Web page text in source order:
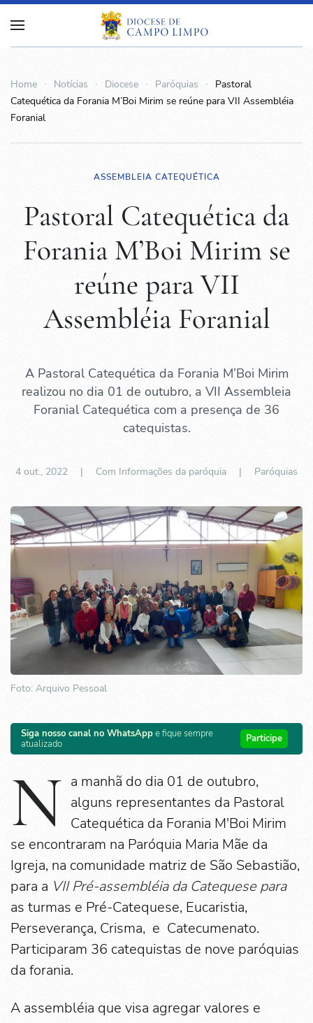
Home Notícias Diocese Paróquias
Pastoral
Catequética da Forania M’Boi Mirim se reúne para VII Assembléia
Foranial
ASSEMBLEIA CATEQUÉTICA
Pastoral Catequética da
Forania M’Boi Mirim se
reúne para VII
Assembléia Foranial
A Pastoral Catequética da Forania M’Boi Mirim
realizou no dia 01 de outubro, a VII Assembleia
Foranial Catequética com a presença de 36
catequistas.
4 out., 2022 | Com Informações da paróquia | Paróquias
Foto: Arquivo Pessoal
Siga nosso canal no WhatsAppe fique sempre
atualizado
Participe
N a manhã do dia 01 de outubro,
alguns representantes da Pastoral
Catequética da Forania M'Boi Mirim
se encontraram na Paróquia Maria Mãe da
Igreja, na comunidade matriz de São Sebastião,
para a VII Pré-assembléia da Catequese para
as turmas e Pré-Catequese, Eucaristia,
Perseverança, Crisma, e Catecumenato.
Participaram 36 catequistas de nove paróquias
da forania.
A assembléia que visa agregar valores e